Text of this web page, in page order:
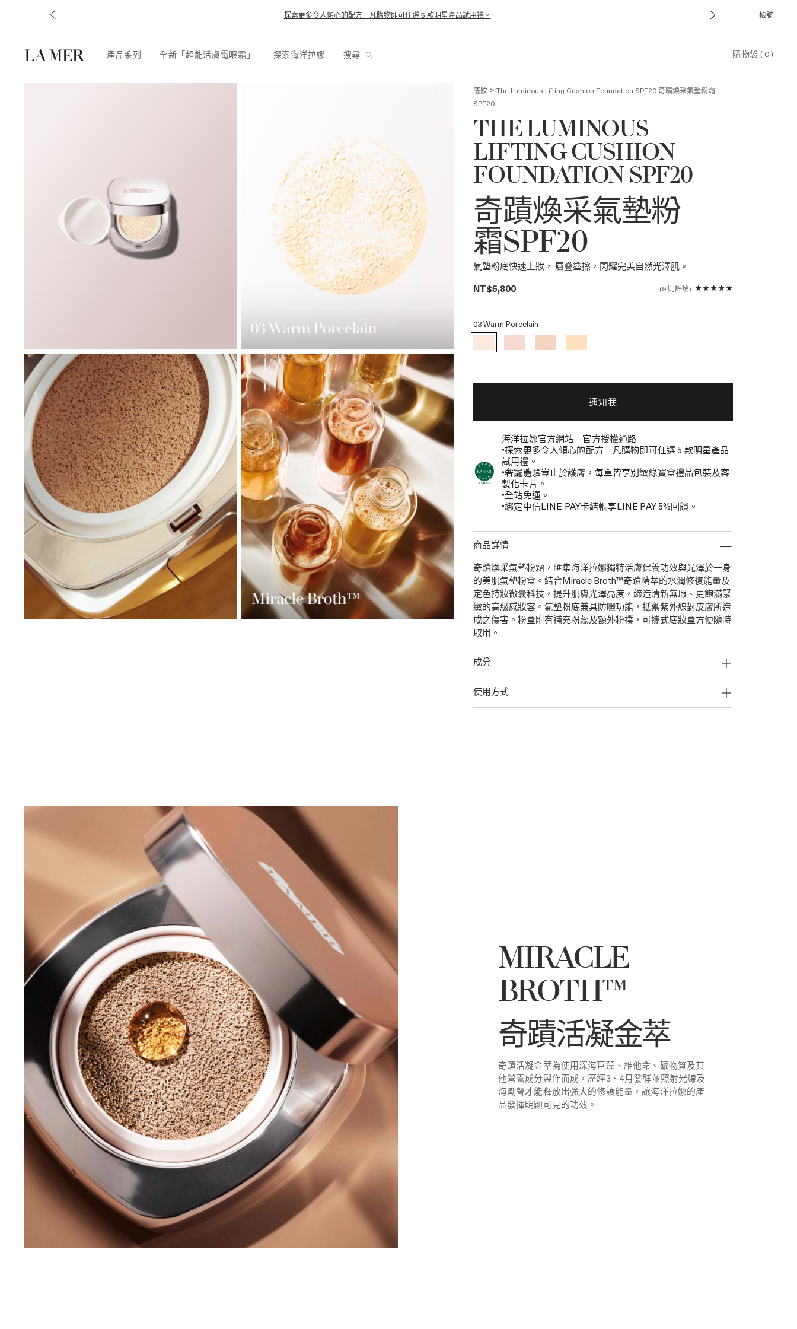
探索更多令人傾心的配方－凡購物即可任選 5 款明星產品試用禮。 帳號
產品系列 全新「超能活膚電眼霜」 探索海洋拉娜 搜尋 購物袋(0)
底妝 >The Luminous Lifting Cushion Foundation SPF20奇蹟煥采氣墊粉霜
SPF20
THE LUMINOUS
LIFTING CUSHION
FOUNDATION SPF20
奇蹟煥采氣墊粉
霜SPF20
氣墊粉底快速上妝， 層疊塗擦，閃耀完美自然光澤肌。
NT$5,800
9 則評論
03 Warm Porcelain
通知我
海洋拉娜官方網站｜官方授權通路
•探索更多令人傾心的配方－凡購物即可任選 5 款明星產品
試用禮。
•奢寵體驗豈止於護膚，每單皆享別緻綠寶盒禮品包裝及客
製化卡片。
•全站免運。
•綁定中信LINE PAY卡結帳享LINE PAY 5%回饋。
商品詳情
奇蹟煥采氣墊粉霜，匯集海洋拉娜獨特活膚保養功效與光澤於一身
的美肌氣墊粉盒。結合Miracle Broth™奇蹟精萃的水潤修復能量及
定色持妝微囊科技，提升肌膚光澤亮度，締造清新無瑕、更飽滿緊
緻的高級感妝容。氣墊粉底兼具防曬功能，抵禦紫外線對皮膚所造
成之傷害。粉盒附有補充粉蕊及額外粉撲，可攜式底妝盒方便隨時
取用。
成分
使用方式
MIRACLE
BROTH™
奇蹟活凝金萃
奇蹟活凝金萃為使用深海巨藻、維他命、礦物質及其
他營養成分製作而成，歷經3、4月發酵並照射光線及
海潮聲才能釋放出強大的修護能量，讓海洋拉娜的產
品發揮明顯可見的功效。